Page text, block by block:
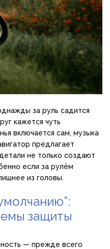
за руль садится
кажется чуть
включается сам, музыка
предлагает
не только создают
если за рулём
из головы.
защиты
— прежде всего